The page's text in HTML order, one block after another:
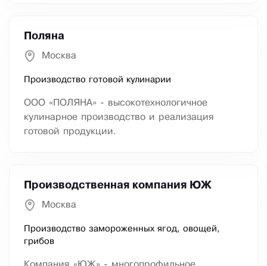
Поляна
Москва
Производство готовой кулинарии
ООО «ПОЛЯНА» - высокотехнологичное
кулинарное производство и реализация
готовой продукции.
Производственная компания ЮЖ
Москва
Производство замороженных ягод, овощей,
грибов